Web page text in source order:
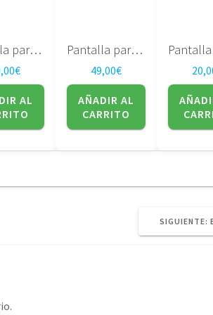
Pantalla para portatil LTN141XF-L05 14.1″ – SAMSUNG
€
AL
Pantalla para portatil Sharp 17″ DUAL LAMP LQ170M1LA4G
49,00€
AÑADIR AL
CARRITO
SIGUIENTE: